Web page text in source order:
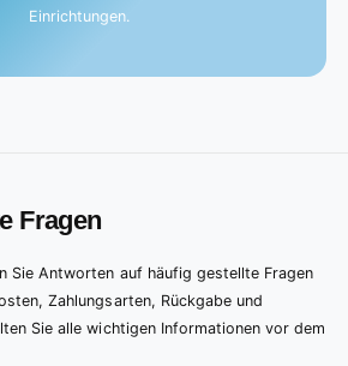
Einrichtungen.
Fragen
Sie Antworten auf häufig gestellte Fragen
Zahlungsarten, Rückgabe und
Sie alle wichtigen Informationen vor dem